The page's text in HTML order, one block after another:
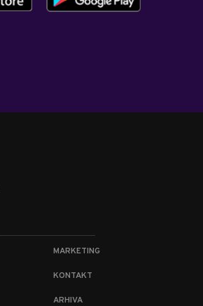
MARKETING
KONTAKT
ARHIVA